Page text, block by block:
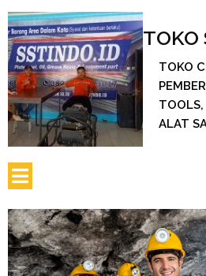
TOKO
TOKO
TOOLS,
ALAT